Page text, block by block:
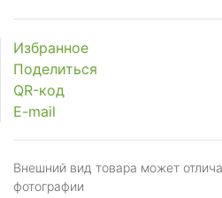
Избранное
Поделиться
QR-код
E-mail
Внешний вид товара может
фотографии